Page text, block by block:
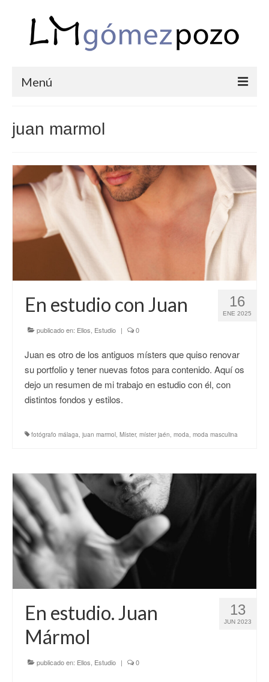
Menú
COMUNIONES
CORPORATIVAS
SEMANA SANTA
BLOG
SOBRE LM
juan marmol
16
ENE 2025
En estudio con Juan
publicado en: Ellos Estudio | 0
Juan es otro de los antiguos místers que quiso renovar
su portfolio y tener nuevas fotos para contenido. Aquí os
dejo un resumen de mi trabajo en estudio con él, con
distintos fondos y estilos.
fotógrafo málaga, juan marmol, Míster, míster jaén, moda, moda masculina
13
JUN 2023
En estudio. Juan
Mármol
publicado en: Ellos Estudio | 0